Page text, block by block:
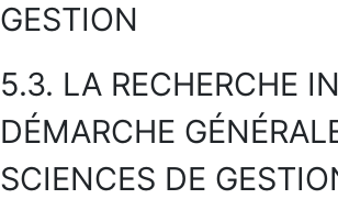
GESTION
5.3. LA RECHERCHE
DÉMARCHE
SCIENCES DE